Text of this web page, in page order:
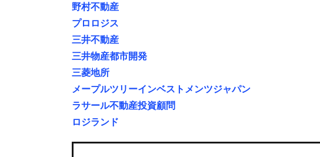
野村不動産
プロロジス
三井不動産
三井物産都市開発
三菱地所
メープルツリーインベストメンツジャパン
ラサール不動産投資顧問
ロジランド